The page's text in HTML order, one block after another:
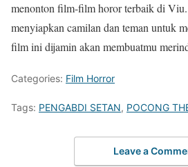
menonton film-film horor terbaik di
menyiapkan camilan dan teman untuk
film ini dijamin akan membuatmu
Categories: Film Horror
Tags: PENGABDI SETAN, POCONG
Leave a